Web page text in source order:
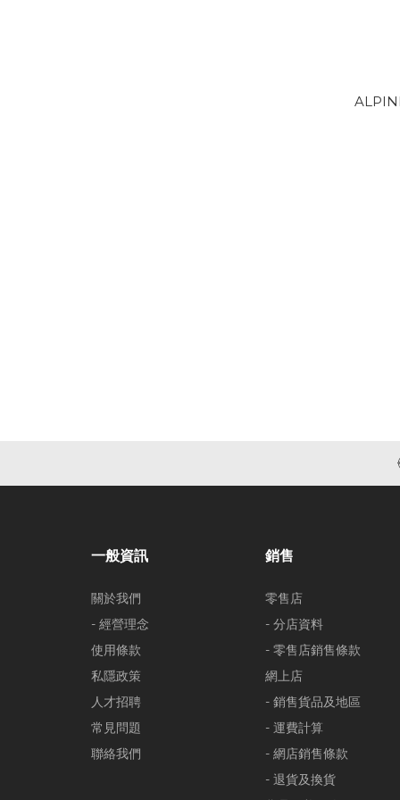
一般資訊
關於我們
- 經營理念
使用條款
私隱政策
人才招聘
常見問題
聯絡我們
銷售
零售店
- 分店資料
- 零售店銷售條款
網上店
- 銷售貨品及地區
- 運費計算
- 網店銷售條款
- 退貨及換貨